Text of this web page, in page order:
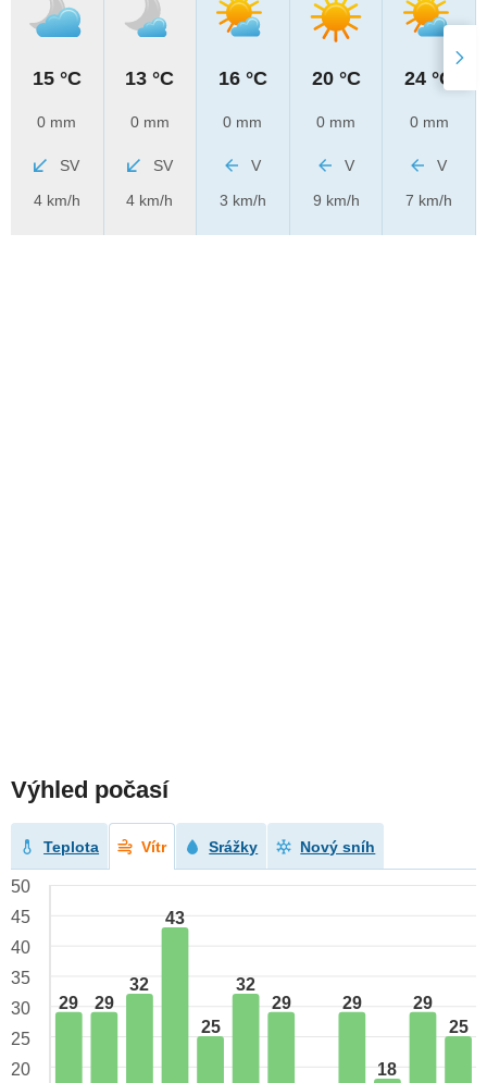
15 °C
0 mm
SV
4 km/h
13 °C
0 mm
SV
4 km/h
16 °C
0 mm
V
3 km/h
20 °C
0 mm
V
9 km/h
24 °C
0 mm
V
7 km/h
Výhled počasí
Teplota Vítr Srážky Nový sníh
29 29
32
43
25
32
29
29
18
29
25
50
45
40
35
30
25
20